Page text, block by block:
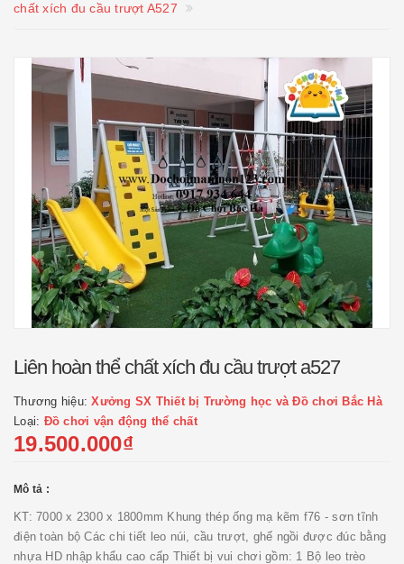
chất xích đu cầu trượt A527
Liên hoàn thể chất xích đu cầu trượt a527
Thương hiệu:Xưởng SX Thiết bị Trường học và Đồ chơi Bắc Hà
Loại: Đồ chơi vận động thể chất
19.500.000₫
Mô tả :
KT: 7000 x 2300 x 1800mm Khung thép ống mạ kẽm f76 - sơn tĩnh
điện toàn bộ Các chi tiết leo núi, cầu trượt, ghế ngồi được đúc bằng
nhựa HD nhập khẩu cao cấp Thiết bị vui chơi gồm: 1 Bộ leo trèo